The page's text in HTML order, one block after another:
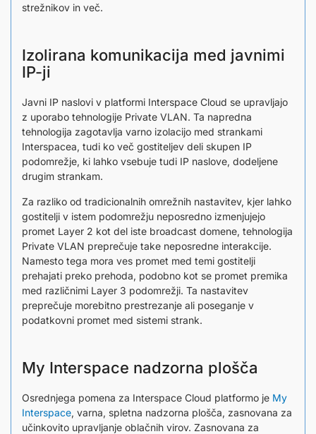
strežnikov in več.
Izolirana komunikacija med javnimi
IP-ji
Javni IP naslovi v platformi Interspace Cloud se upravljajo
z uporabo tehnologije Private VLAN. Ta napredna
tehnologija zagotavlja varno izolacijo med strankami
Interspacea, tudi ko več gostiteljev deli skupen IP
podomrežje, ki lahko vsebuje tudi IP naslove, dodeljene
drugim strankam.
Za razliko od tradicionalnih omrežnih nastavitev, kjer lahko
gostitelji v istem podomrežju neposredno izmenjujejo
promet Layer 2 kot del iste broadcast domene, tehnologija
Private VLAN preprečuje take neposredne interakcije.
Namesto tega mora ves promet med temi gostitelji
prehajati preko prehoda, podobno kot se promet premika
med različnimi Layer 3 podomrežji. Ta nastavitev
preprečuje morebitno prestrezanje ali poseganje v
podatkovni promet med sistemi strank.
My Interspace nadzorna plošča
Osrednjega pomena za Interspace Cloud platformo je My
Interspace, varna, spletna nadzorna plošča, zasnovana za
učinkovito upravljanje oblačnih virov. Zasnovana za